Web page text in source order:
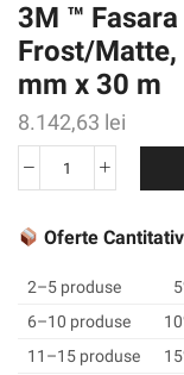
3M ™
Frost/Matte,
mm x 30 m
8.142,63 lei
Cantitate
™
™
Glass
Finish
Frost/Matte,
Oferte
2–5 produse
6–10 produse
11–15 produse